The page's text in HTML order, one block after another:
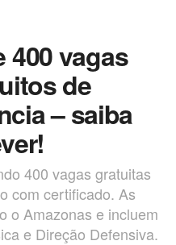
400 vagas
de
– saiba
400 vagas gratuitas
com certificado. As
o Amazonas e incluem
e Direção Defensiva.